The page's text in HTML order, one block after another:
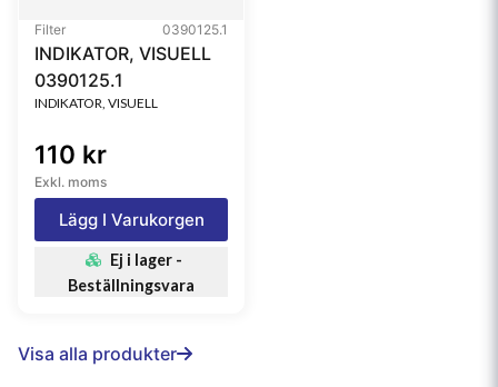
Filter 0390125.1
INDIKATOR, VISUELL
0390125.1
INDIKATOR, VISUELL
110 kr
Exkl. moms
Lägg I Varukorgen
Ej i lager -
Beställningsvara
Visa alla produkter